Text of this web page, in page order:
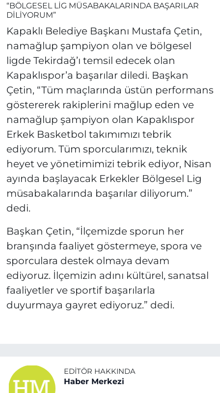
“BÖLGESEL LİG MÜSABAKALARINDA BAŞARILAR
DİLİYORUM”
Kapaklı Belediye Başkanı Mustafa Çetin,
namağlup şampiyon olan ve bölgesel
ligde Tekirdağ’ı temsil edecek olan
Kapaklıspor’a başarılar diledi. Başkan
Çetin, “Tüm maçlarında üstün performans
göstererek rakiplerini mağlup eden ve
namağlup şampiyon olan Kapaklıspor
Erkek Basketbol takımımızı tebrik
ediyorum. Tüm sporcularımızı, teknik
heyet ve yönetimimizi tebrik ediyor, Nisan
ayında başlayacak Erkekler Bölgesel Lig
müsabakalarında başarılar diliyorum.”
dedi.
Başkan Çetin, “İlçemizde sporun her
branşında faaliyet göstermeye, spora ve
sporculara destek olmaya devam
ediyoruz. İlçemizin adını kültürel, sanatsal
faaliyetler ve sportif başarılarla
duyurmaya gayret ediyoruz.” dedi.
EDITÖR HAKKINDA
Haber Merkezi